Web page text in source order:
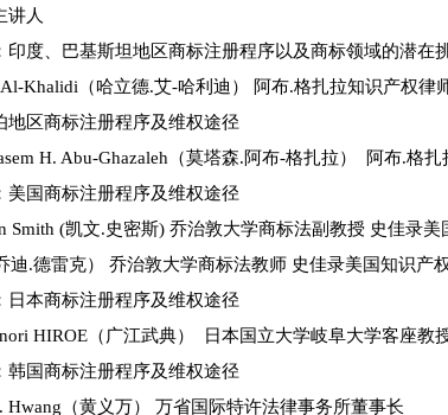
讲人
度、巴基斯坦地区商标注册程序以及商标领域的潜在
Khalidi（哈立德.艾-哈利迪） 阿布.格扎拉知识产权律
区商标注册程序及维权途径
H. Abu-Ghazaleh（莫塔森.阿布-格扎拉） 阿布.格
国商标注册程序及维权途径
(凯文.史密斯) 乔治敦大学商标法副教授 史佳录美
迪.德雷克） 乔治敦大学商标法教师 史佳录美国知识产
本商标注册程序及维权途径
HIROE（广江武典） 日本国立大学岐阜大学客座教
国商标注册程序及维权途径
（黄义万） 万省国际特许法律事务所董事长